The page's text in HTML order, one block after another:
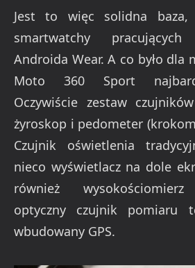
Jest to więc solidna baza,
smartwatchy
Androida Wear. A co było dla
Moto 360 Sport
Oczywiście zestaw
żyroskop i pedometer
Czujnik oświetlenia
nieco wyświetlacz na dole
również wysokościomierz
optyczny czujnik pomiaru
wbudowany GPS.